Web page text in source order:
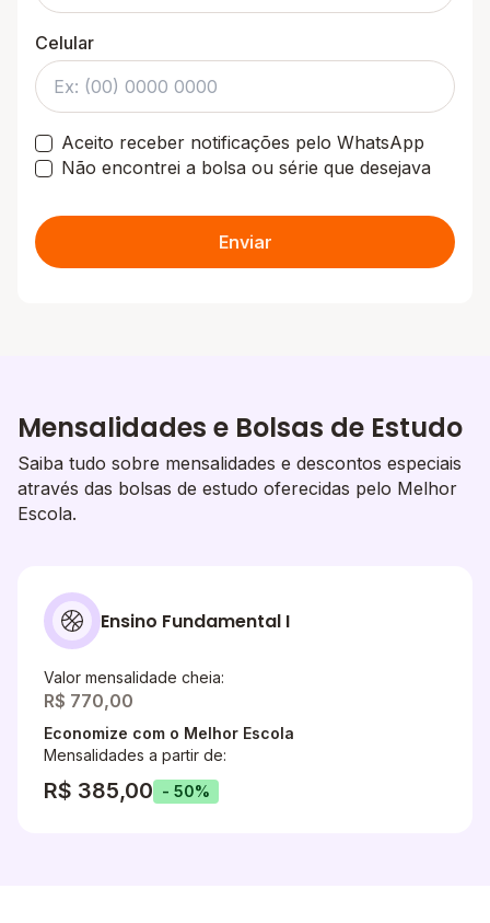
Celular
Aceito receber notificações pelo WhatsApp
Não encontrei a bolsa ou série que desejava
Enviar
Mensalidades e Bolsas de Estudo
Saiba tudo sobre mensalidades e descontos especiais
através das bolsas de estudo oferecidas pelo Melhor
Escola.
Ensino Fundamental I
Valor mensalidade cheia:
R$ 770,00
Economize com o Melhor Escola
Mensalidades a partir de:
R$ 385,00 - 50%